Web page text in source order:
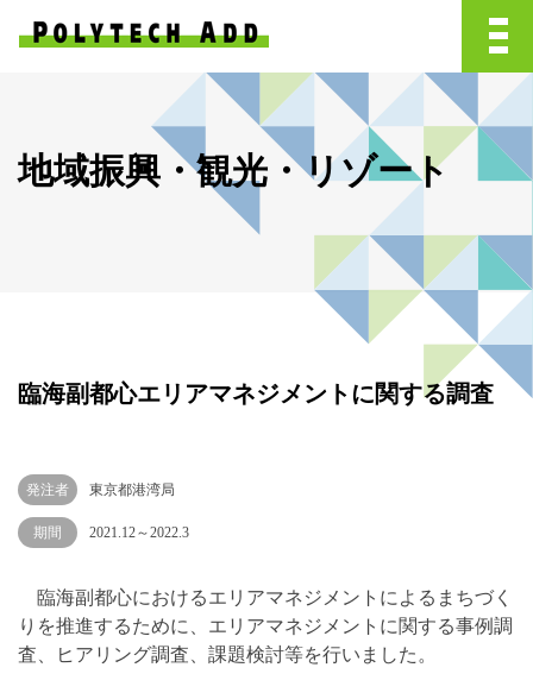
地域振興・観光・リゾート
臨海副都心エリアマネジメントに関する調査
発注者 東京都港湾局
期間 2021.12～2022.3
臨海副都心におけるエリアマネジメントによるまちづく
りを推進するために、エリアマネジメントに関する事例調
査、ヒアリング調査、課題検討等を行いました。